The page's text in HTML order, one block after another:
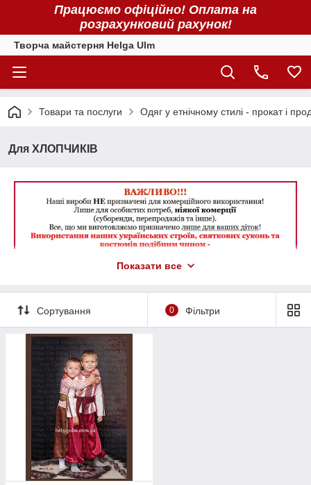
Працюємо офіційно! Оплата на
розрахунковий рахунок!
Творча майстерня Helga Ulm
Товари та послуги Одяг у етнічному стилі - прокат і
Для ХЛОПЧИКІВ
Показати все
Сортування 0 Фільтри